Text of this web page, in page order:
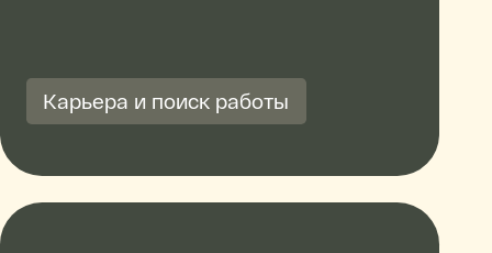
Карьера и поиск работы